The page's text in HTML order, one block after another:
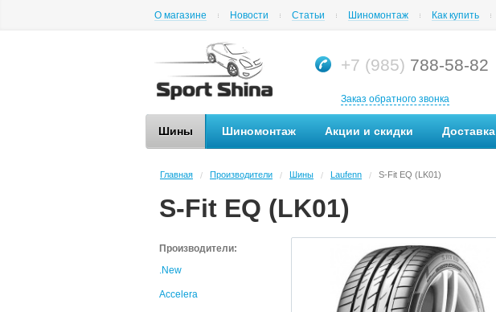
О магазине Новости Статьи Шиномонтаж Как купить
+7 (985) 788-58-82
Заказ обратного звонка
Шины Шиномонтаж Акции и скидки Доставка
Главная / Производители / Шины / Laufenn / S-Fit EQ (LK01)
S-Fit EQ (LK01)
Производители:
.New
Accelera